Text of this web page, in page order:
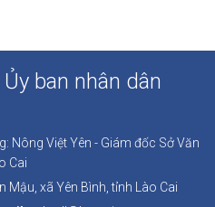
ban nhân dân
Nông Việt Yên - Giám đốc Sở Văn
Cai
Mậu, xã Yên Bình, tỉnh Lào Cai